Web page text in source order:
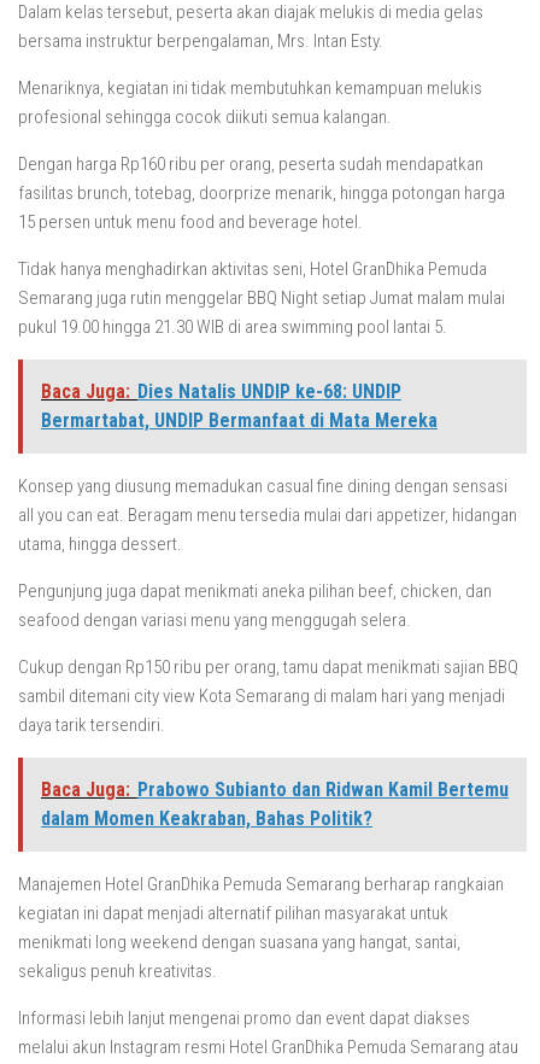
Dalam kelas tersebut, peserta akan diajak melukis di media gelas
bersama instruktur berpengalaman, Mrs. Intan Esty.
Menariknya, kegiatan ini tidak membutuhkan kemampuan melukis
profesional sehingga cocok diikuti semua kalangan.
Dengan harga Rp160 ribu per orang, peserta sudah mendapatkan
fasilitas brunch, totebag, doorprize menarik, hingga potongan harga
15 persen untuk menu food and beverage hotel.
Tidak hanya menghadirkan aktivitas seni, Hotel GranDhika Pemuda
Semarang juga rutin menggelar BBQ Night setiap Jumat malam mulai
pukul 19.00 hingga 21.30 WIB di area swimming pool lantai 5.
Baca Juga: Dies Natalis UNDIP ke-68: UNDIP
Bermartabat, UNDIP Bermanfaat di Mata Mereka
Konsep yang diusung memadukan casual fine dining dengan sensasi
all you can eat. Beragam menu tersedia mulai dari appetizer, hidangan
utama, hingga dessert.
Pengunjung juga dapat menikmati aneka pilihan beef, chicken, dan
seafood dengan variasi menu yang menggugah selera.
Cukup dengan Rp150 ribu per orang, tamu dapat menikmati sajian BBQ
sambil ditemani city view Kota Semarang di malam hari yang menjadi
daya tarik tersendiri.
Baca Juga: Prabowo Subianto dan Ridwan Kamil Bertemu
dalam Momen Keakraban, Bahas Politik?
Manajemen Hotel GranDhika Pemuda Semarang berharap rangkaian
kegiatan ini dapat menjadi alternatif pilihan masyarakat untuk
menikmati long weekend dengan suasana yang hangat, santai,
sekaligus penuh kreativitas.
Informasi lebih lanjut mengenai promo dan event dapat diakses
melalui akun Instagram resmi Hotel GranDhika Pemuda Semarang atau